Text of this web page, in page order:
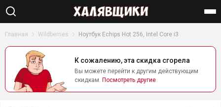
Главная Wildberries Ноутбук Echips Hot 256, Intel Core i3
К сожалению, эта скидка сгорела
Вы можете перейти к другим действующим
скидкам. Посмотреть другие